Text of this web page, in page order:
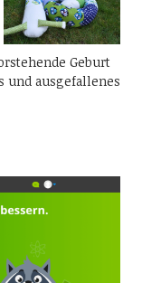
Geburt
und ausgefallenes